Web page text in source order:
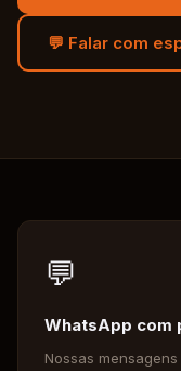
💬 Falar com
💬
WhatsApp com
Nossas